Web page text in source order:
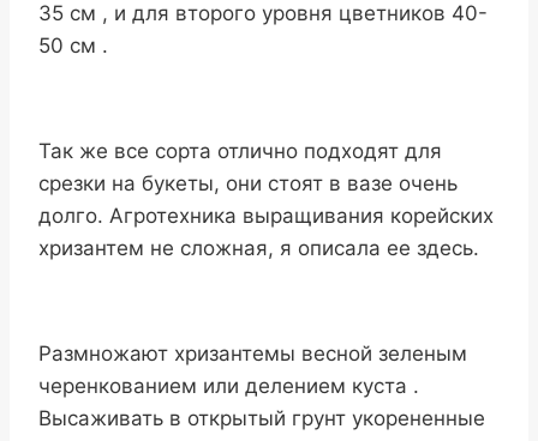
35 см , и для второго уровня цветников 40-
50 см .
Так же все сорта отлично подходят для
срезки на букеты, они стоят в вазе очень
долго. Агротехника выращивания корейских
хризантем не сложная, я описала ее здесь.
Размножают хризантемы весной зеленым
черенкованием или делением куста .
Высаживать в открытый грунт укорененные